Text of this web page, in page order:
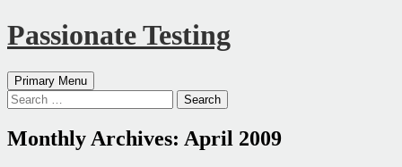
Passionate Testing
Search
Primary Menu Skip
to
content
Search
for:
Monthly Archives: April 2009